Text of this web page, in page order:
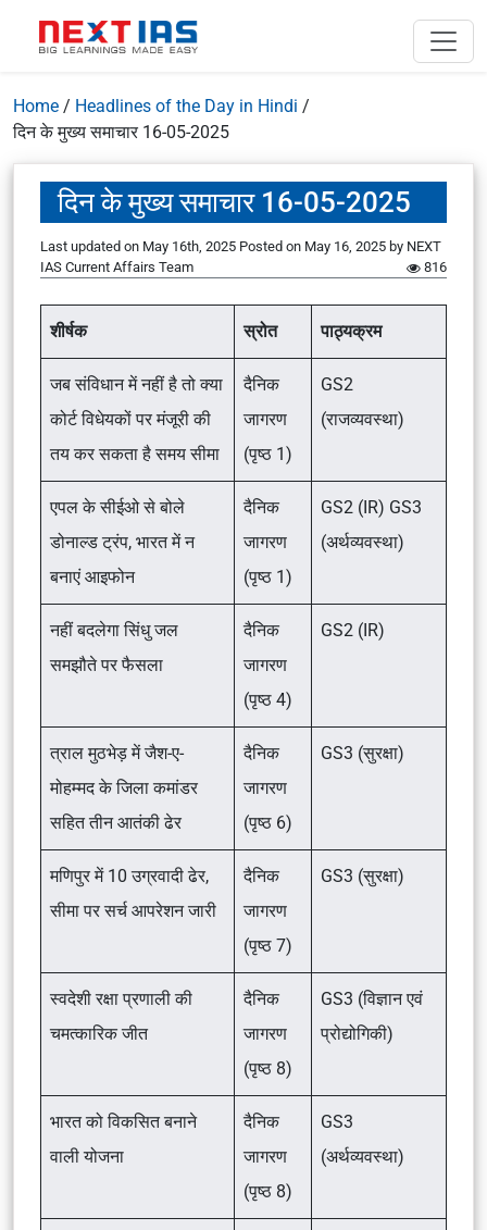
Home / Headlines of the Day in Hindi /
दिन के मुख्य समाचार 16-05-2025
दिन के मुख्य समाचार 16-05-2025
Last updated on May 16th, 2025 Posted on May 16, 2025 by NEXT
IAS Current Affairs Team
816
शीर्षक स्रोत पाठ्यक्रम
जब संविधान में नहीं है तो क्या
कोर्ट विधेयकों पर मंजूरी की
तय कर सकता है समय सीमा
दैनिक
जागरण
(पृष्ठ 1)
GS2
(राजव्यवस्था)
एपल के सीईओ से बोले
डोनाल्ड ट्रंप, भारत में न
बनाएं आइफोन
दैनिक
जागरण
(पृष्ठ 1)
GS2 (IR) GS3
(अर्थव्यवस्था)
नहीं बदलेगा सिंधु जल
समझौते पर फैसला
दैनिक
जागरण
(पृष्ठ 4)
GS2 (IR)
त्राल मुठभेड़ में जैश-ए-
मोहम्मद के जिला कमांडर
सहित तीन आतंकी ढेर
दैनिक
जागरण
(पृष्ठ 6)
GS3 (सुरक्षा)
मणिपुर में 10 उग्रवादी ढेर,
सीमा पर सर्च आपरेशन जारी
दैनिक
जागरण
(पृष्ठ 7)
GS3 (सुरक्षा)
स्वदेशी रक्षा प्रणाली की
चमत्कारिक जीत
दैनिक
जागरण
(पृष्ठ 8)
GS3 (विज्ञान एवं
प्रोद्योगिकी)
भारत को विकसित बनाने
वाली योजना
दैनिक
जागरण
(पृष्ठ 8)
GS3
(अर्थव्यवस्था)